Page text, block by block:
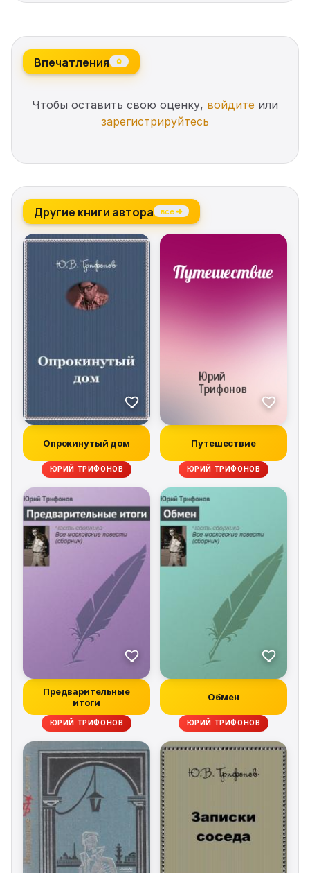
Впечатления 0
Чтобы оставить свою оценку, войдите или
зарегистрируйтесь
Другие книги автора все →
Опрокинутый дом
ЮРИЙ ТРИФОНОВ
Путешествие
ЮРИЙ ТРИФОНОВ
Предварительные
итоги
ЮРИЙ ТРИФОНОВ
Обмен
ЮРИЙ ТРИФОНОВ